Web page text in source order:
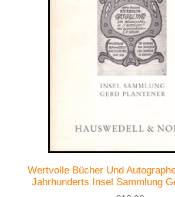
Wertvolle Bücher Und
Jahrhunderts Insel Sammlung